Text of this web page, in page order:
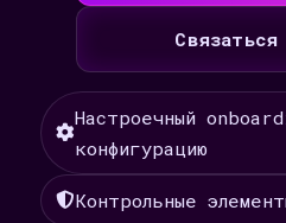
Настроечный
конфигурацию
Контрольные